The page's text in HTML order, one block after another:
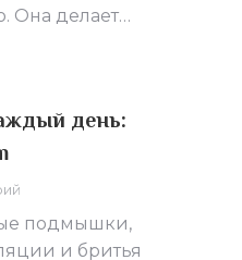
Она делает…
день:
подмышки,
и бритья